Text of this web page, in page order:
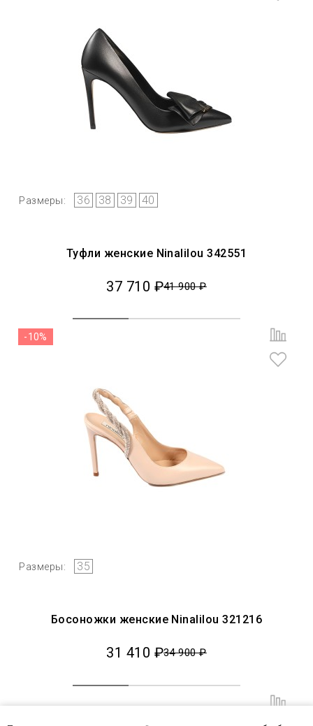
Размеры: 36 38 39 40
Туфли женские Ninalilou 342551
37 710 ₽41 900 ₽
Размеры: 35
-10%
Босоножки женские Ninalilou 321216
31 410 ₽34 900 ₽